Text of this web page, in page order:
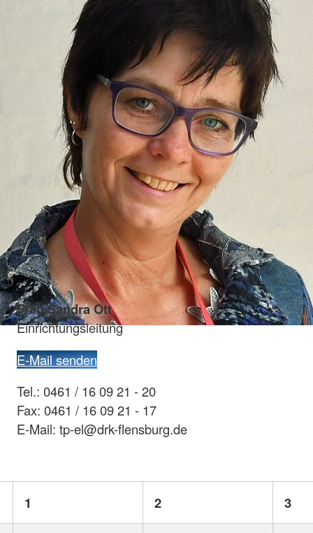
Frau Sandra Ott
Einrichtungsleitung
E-Mail senden
Tel.: 0461 / 16 09 21 - 20
Fax: 0461 / 16 09 21 - 17
E-Mail: tp-el@drk-flensburg.de
1 2 3